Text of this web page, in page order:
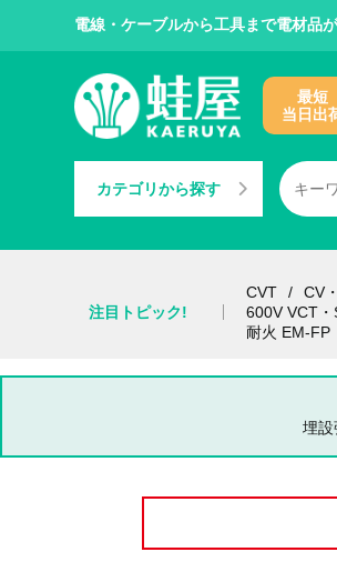
電線・ケーブルから工具まで電材品
最短
当日出
カテゴリから探す
注目トピック!
CVT CV
600V VCT
耐火 EM-FP
埋設